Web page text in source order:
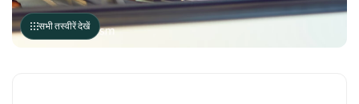
सभी तस्वीरें देखें